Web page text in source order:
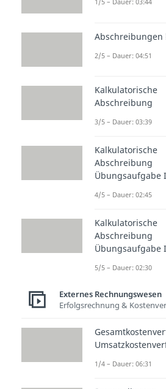
Bilanzarten,
Buchhaltung
erstellt werden.
und gibt
wirtschaftliche
Unternehmens.
hingegen wird
Vorschriften
erarbeitet und
steuerlich
ermitteln.
Der
Bilanzpositionen
Abschreibungen
2/5 – Dauer: 04:51
Kalkulatorische
Abschreibung
3/5 – Dauer: 03:39
Kalkulatorische
Abschreibung
Übungsaufgabe I
4/5 – Dauer: 02:45
Kalkulatorische
Abschreibung
Übungsaufgabe
5/5 – Dauer: 02:30
Externes Rechnungswesen
Erfolgsrechnung &
1/4 – Dauer: 06:31